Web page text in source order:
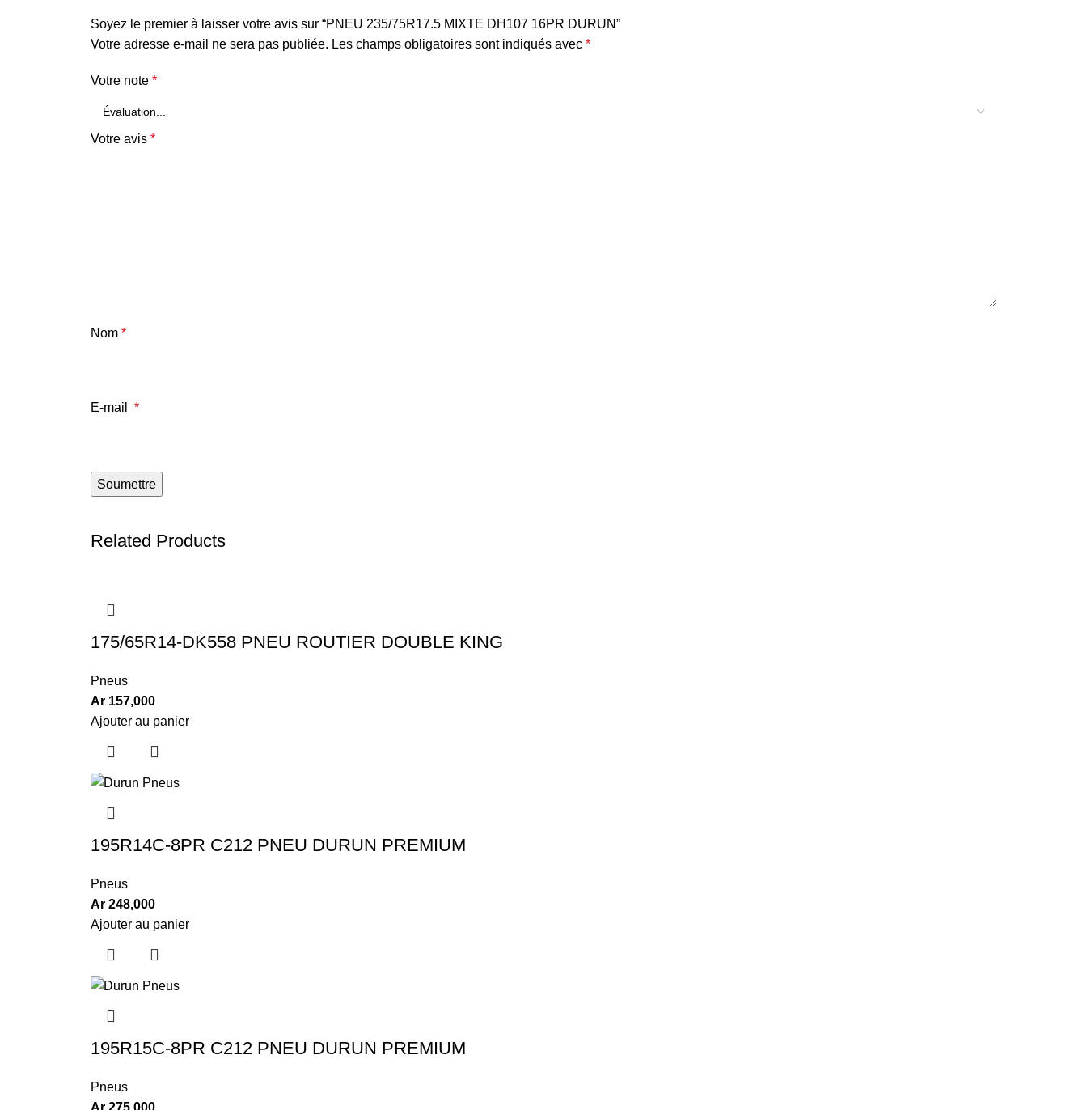
Soyez le premier à laisser votre avis sur “PNEU 235/75R17.5 MIXTE DH107 16PR DURUN”
Votre adresse e-mail ne sera pas publiée. Les champs obligatoires sont indiqués avec *
Votre note *
Votre avis *
Nom *
E-mail *
Related Products
175/65R14-DK558 PNEU ROUTIER DOUBLE KING
Pneus
Ar 157,000
Ajouter au panier
195R14C-8PR C212 PNEU DURUN PREMIUM
Pneus
Ar 248,000
Ajouter au panier
195R15C-8PR C212 PNEU DURUN PREMIUM
Pneus